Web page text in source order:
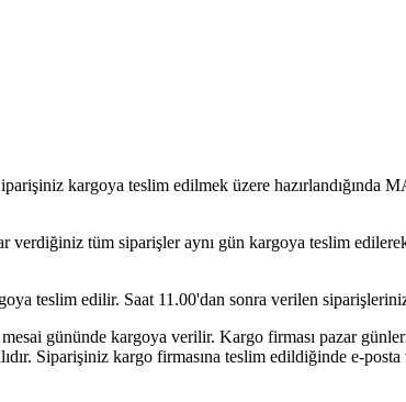
kargoya teslim edilmek üzere hazırlandığında
tüm siparişler aynı gün kargoya teslim
teslim edilir. Saat 11.00'dan sonra verilen
gününde kargoya verilir. Kargo firması pazar
Siparişiniz kargo firmasına teslim edildiğinde e-